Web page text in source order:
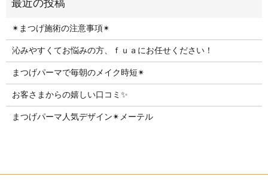
✴︎まつげ施術の注意事項✴︎
沁みやすくてお悩みの方、ｆｕａにお任せください！
まつげパーマで毎朝のメイク時短✴︎
お客さまからの嬉しい口コミ✨
まつげパーマ人気デザイン✴︎メーテル